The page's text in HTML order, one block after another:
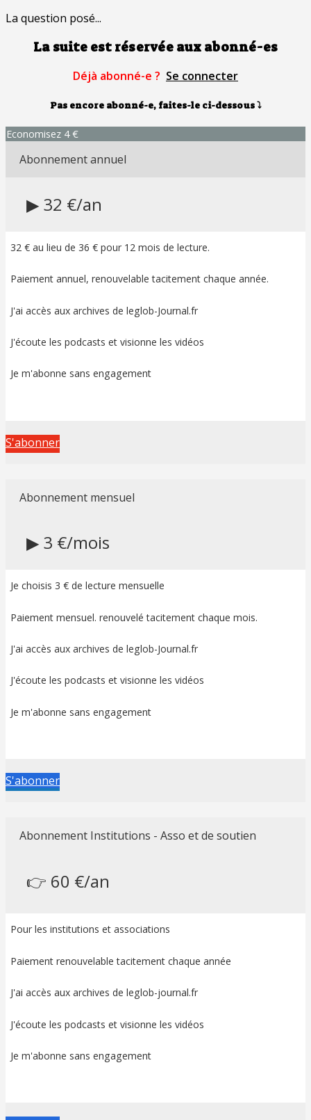
La question posé...
La suite est réservée aux abonné-es
Déjà abonné-e ? Se connecter
Pas encore abonné-e, faites-le ci-dessous⤵
Economisez 4 €
Abonnement annuel
▶ 32 €/an
32 € au lieu de 36 € pour 12 mois de lecture.
Paiement annuel, renouvelable tacitement chaque année.
J'ai accès aux archives de leglob-Journal.fr
J'écoute les podcasts et visionne les vidéos
Je m'abonne sans engagement
S'abonner
Abonnement mensuel
▶ 3 €/mois
Je choisis 3 € de lecture mensuelle
Paiement mensuel. renouvelé tacitement chaque mois.
J'ai accès aux archives de leglob-Journal.fr
J'écoute les podcasts et visionne les vidéos
Je m'abonne sans engagement
S'abonner
Abonnement Institutions - Asso et de soutien
👉 60 €/an
Pour les institutions et associations
Paiement renouvelable tacitement chaque année
J'ai accès aux archives de leglob-journal.fr
J'écoute les podcasts et visionne les vidéos
Je m'abonne sans engagement